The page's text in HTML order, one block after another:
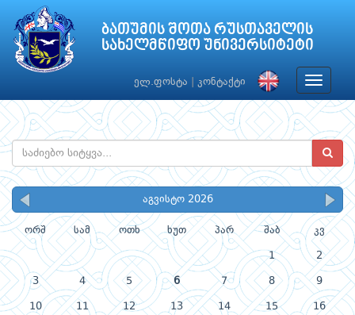
ბათუმის შოთა რუსთაველის
სახელმწიფო უნივერსიტეტი
ელ.ფოსტა კონტაქტი
Toggle
აგვისტო 2026
ორშ სამ ოთხ ხუთ პარ შაბ კვ
1 2
3 4 5 6 7 8 9
10 11 12 13 14 15 16